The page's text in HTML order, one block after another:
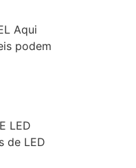
Aqui
podem
LED
de LED